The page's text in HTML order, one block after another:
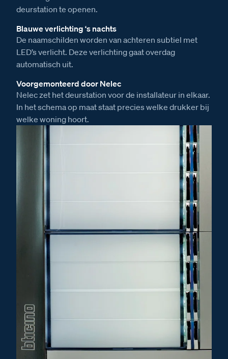
deurstation te openen.
Blauwe verlichting ‘s nachts
De naamschilden worden van achteren subtiel met
LED’s verlicht. Deze verlichting gaat overdag
automatisch uit.
Voorgemonteerd door Nelec
Nelec zet het deurstation voor de installateur in elkaar.
In het schema op maat staat precies welke drukker bij
welke woning hoort.